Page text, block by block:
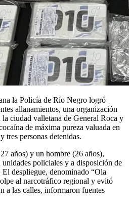
la Policía de Río Negro logró
allanamientos, una organización
ciudad valletana de General Roca y
de máxima pureza valuada en
tres personas detenidas.
años) y un hombre (26 años),
policiales y a disposición de
El despliegue, denominado “Ola
al narcotráfico regional y evitó
a las calles, informaron fuentes